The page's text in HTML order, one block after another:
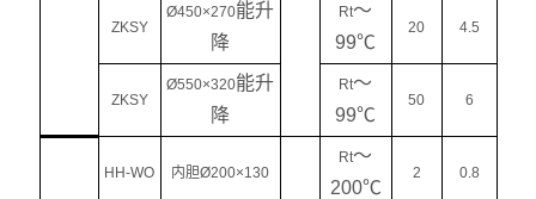
ZKSY
Ø450×270能升
降
Rt～
99℃
20 4.5
ZKSY
Ø550×320能升
降
Rt～
99℃
50 6
HH-WO 内胆Ø200×130
Rt～
200℃
2 0.8